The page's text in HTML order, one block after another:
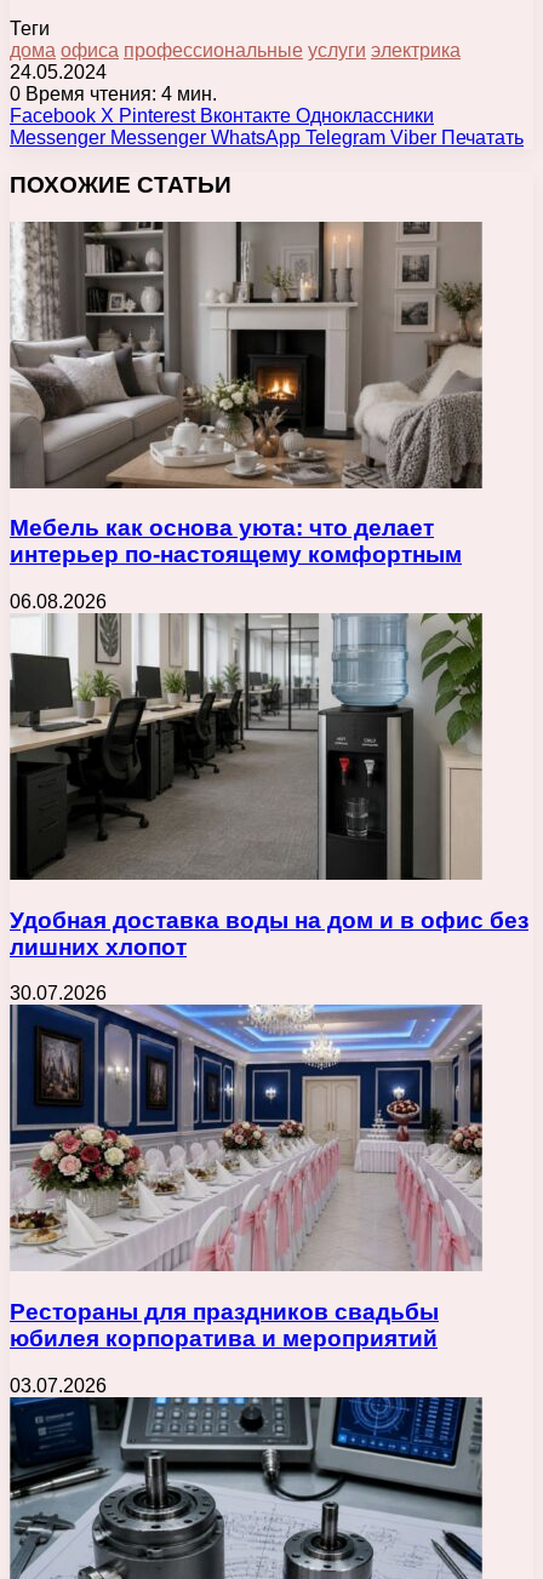
Теги
дома офиса профессиональные услуги электрика
24.05.2024
0 Время чтения: 4 мин.
Facebook X Pinterest Вконтакте Одноклассники
Messenger Messenger WhatsApp Telegram Viber Печатать
ПОХОЖИЕ СТАТЬИ
Мебель как основа уюта: что делает
интерьер по-настоящему комфортным
06.08.2026
Удобная доставка воды на дом и в офис без
лишних хлопот
30.07.2026
Рестораны для праздников свадьбы
юбилея корпоратива и мероприятий
03.07.2026